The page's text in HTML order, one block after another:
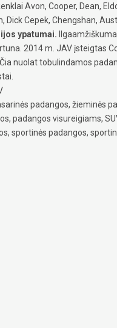
Avon, Cooper, Dean,
Dick Cepek, Chengshan,
ypatumai.
2014 m. JAV įsteigtas
nuolat tobulindamos
padangos, žieminės
padangos visureigiams,
sportinės padangos,